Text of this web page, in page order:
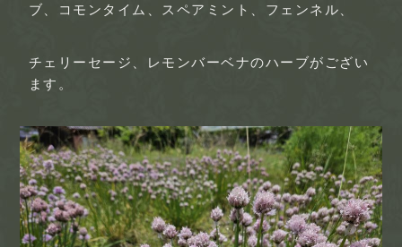
ブ、コモンタイム、スペアミント、フェンネル、
チェリーセージ、レモンバーベナのハーブがござい
ます。